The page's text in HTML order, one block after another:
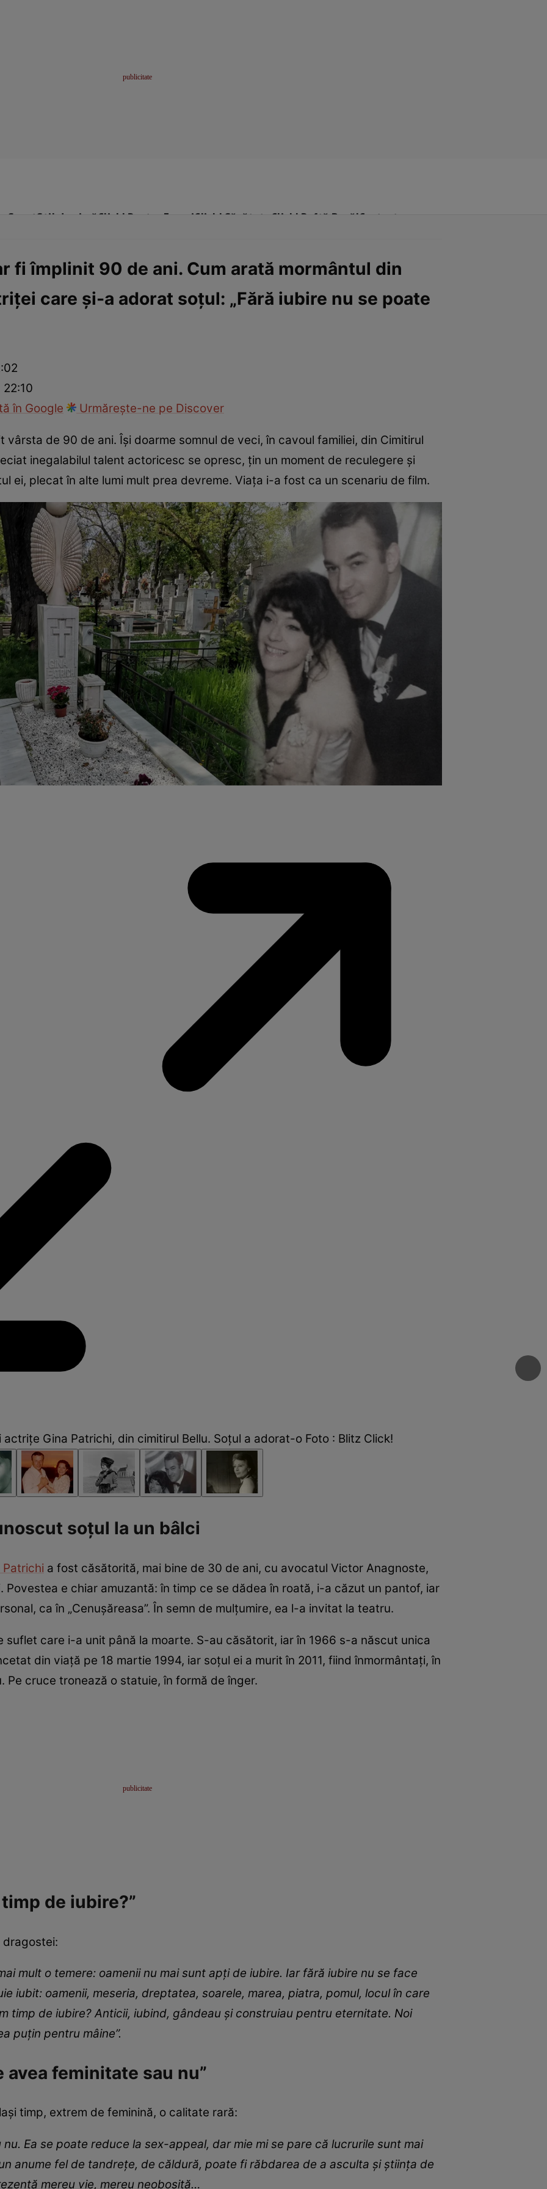
SportStil de viațăClick! Pentru FemeiClick! Sănătate Click! Poftă Bună!Contact
Paparazzii Click!
fi împlinit 90 de ani. Cum arată mormântul din
care și-a adorat soțul: „Fără iubire nu se poate
în Google
Urmărește-ne pe Discover
vârsta de 90 de ani. Își doarme somnul de veci, în cavoul familiei, din Cimitirul
inegalabilul talent actoricesc se opresc, țin un moment de reculegere și
ei, plecat în alte lumi mult prea devreme. Viața i-a fost ca un scenariu de film.
Gina Patrichi, din cimitirul Bellu. Soțul a adorat-o Foto : Blitz Click!
soțul la un bâlci
Patrichi a fost căsătorită, mai bine de 30 de ani, cu avocatul Victor Anagnoste,
Povestea e chiar amuzantă: în timp ce se dădea în roată, i-a căzut un pantof, iar
ca în „Cenușăreasa”. În semn de mulțumire, ea l-a invitat la teatru.
suflet care i-a unit până la moarte. S-au căsătorit, iar în 1966 s-a născut unica
din viață pe 18 martie 1994, iar soțul ei a murit în 2011, fiind înmormântați, în
Pe cruce tronează o statuie, în formă de înger.
de iubire?”
dragostei:
mult o temere: oamenii nu mai sunt apţi de iubire. Iar fără iubire nu se face
iubit: oamenii, meseria, dreptatea, soarele, marea, piatra, pomul, locul în care
timp de iubire? Anticii, iubind, gândeau şi construiau pentru eternitate. Noi
puţin pentru mâine”.
feminitate sau nu”
timp, extrem de feminină, o calitate rară:
Ea se poate reduce la sex-appeal, dar mie mi se pare că lucrurile sunt mai
anume fel de tandreţe, de căldură, poate fi răbdarea de a asculta şi ştiinţa de
mereu vie, mereu neobosită…